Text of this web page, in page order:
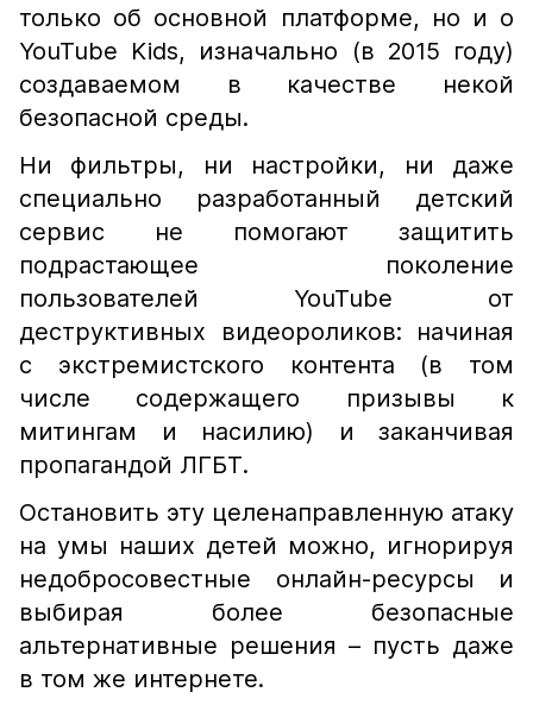
только об основной платформе, но и о
YouTube Kids, изначально (в 2015 году)
создаваемом в качестве некой
безопасной среды.
Ни фильтры, ни настройки, ни даже
специально разработанный детский
сервис не помогают защитить
подрастающее поколение
пользователей YouTube от
деструктивных видеороликов: начиная
с экстремистского контента (в том
числе содержащего призывы к
митингам и насилию) и заканчивая
пропагандой ЛГБТ.
Остановить эту целенаправленную атаку
на умы наших детей можно, игнорируя
недобросовестные онлайн-ресурсы и
выбирая более безопасные
альтернативные решения – пусть даже
в том же интернете.